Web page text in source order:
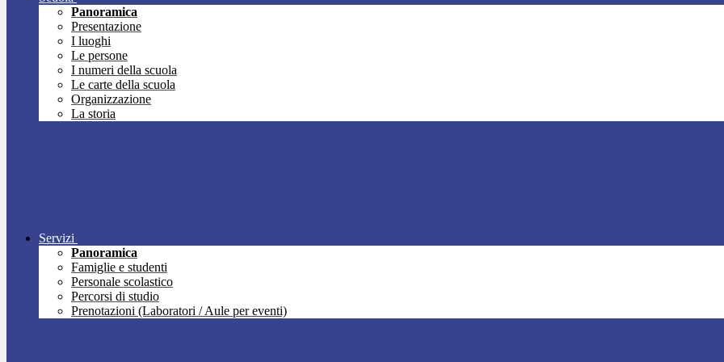
Panoramica
Presentazione
I luoghi
Le persone
I numeri della scuola
Le carte della scuola
Organizzazione
La storia
Servizi
Panoramica
Famiglie e studenti
Personale scolastico
Percorsi di studio
Prenotazioni (Laboratori / Aule per eventi)